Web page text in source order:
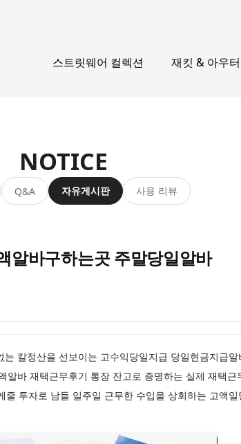
스트릿웨어 컬렉션 재킷 & 아우터
NOTICE
Q&A 자유게시판 사용 리뷰
알바구하는곳 주말당일알바
칼정산을 선보이는 고수익당일지급 당일현금지급
알바 재택근무후기 통장 잔고로 증명하는 실제 재택
투자로 남들 일주일 근무한 수입을 상회하는 고액일